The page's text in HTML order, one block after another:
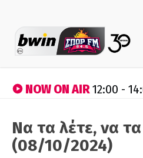
NOW ON AIR12:00 -
Να τα λέτε, να
(08/10/2024)